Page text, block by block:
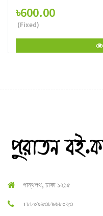
৳600.00
(Fixed)
পান্থপথ, ঢাকা ১২১৫
+৮৮০৯৬৩৮৯৬৮০২৩